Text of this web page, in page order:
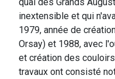
inextensible et qui
1979, année de
Orsay) et 1988, avec
et création des
travaux ont consisté